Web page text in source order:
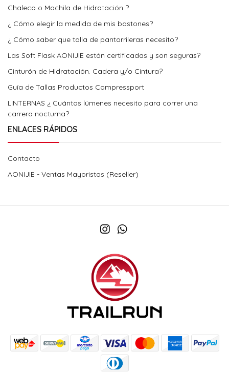
Chaleco o Mochila de Hidratación ?
¿ Cómo elegir la medida de mis bastones?
¿ Cómo saber que talla de pantorrileras necesito?
Las Soft Flask AONIJIE están certificadas y son seguras?
Cinturón de Hidratación. Cadera y/o Cintura?
Guía de Tallas Productos Compressport
LINTERNAS ¿ Cuántos lúmenes necesito para correr una
carrera nocturna?
ENLACES RÁPIDOS
Contacto
AONIJIE - Ventas Mayoristas (Reseller)